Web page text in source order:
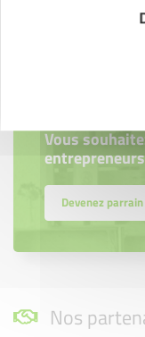
Découvrez qui
Vous
Devenez
Nos